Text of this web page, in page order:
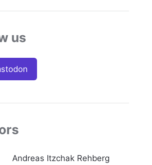
us
Andreas Itzchak Rehberg